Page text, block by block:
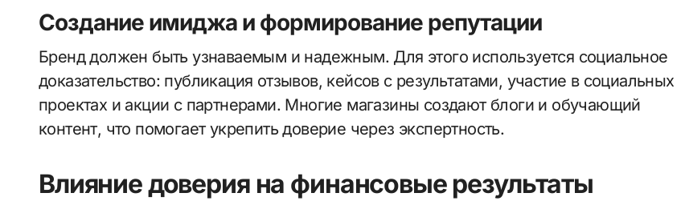
Создание имиджа и формирование репутации
Бренд должен быть узнаваемым и надежным. Для этого используется социальное
доказательство: публикация отзывов, кейсов с результатами, участие в социальных
проектах и акции с партнерами. Многие магазины создают блоги и обучающий
контент, что помогает укрепить доверие через экспертность.
Влияние доверия на финансовые результаты